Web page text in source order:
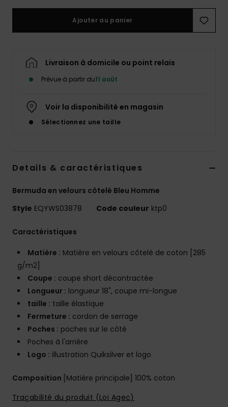
Ajouter au panier
Livraison à domicile ou point relais
Prévue à partir du11 août
Voir la disponibilité en magasin
Sélectionnez une taille
Details & caractéristiques
Bermuda en velours côtelé Bleu Homme
Style EQYWS03878 Code couleur ktp0
Caractéristiques
Matière : Matière en velours côtelé de coton [285
g/m2]
Coupe : coupe short décontractée
Longueur : longueur 18", coupe mi-longue
taille : taille élastique
Fermeture : cordon de serrage
Poches : poches sur le côté
Poches à l'arrière
Logo : illustration Quiksilver et logo
Composition [Matière principale] 100% coton
Traçabilité du produit (Loi Agec)